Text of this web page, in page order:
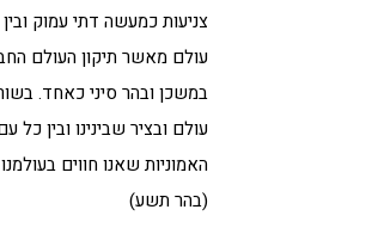
צניעות כמעשה דתי עמוק
עולם מאשר תיקון העולם
במשכן ובהר סיני כאחד.
עולם ובציר שבינינו ובין
האמוניות שאנו חווים
(בהר תשע)